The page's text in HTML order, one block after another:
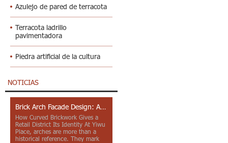
Azulejo de pared de terracota
Terracota ladrillo
pavimentadora
Piedra artificial de la cultura
NOTICIAS
Brick Arch Facade Design: A Closer Look at Yiwu Place
How Curved Brickwork Gives a
Retail District Its Identity At Yiwu
Place, arches are more than a
historical reference. They mark